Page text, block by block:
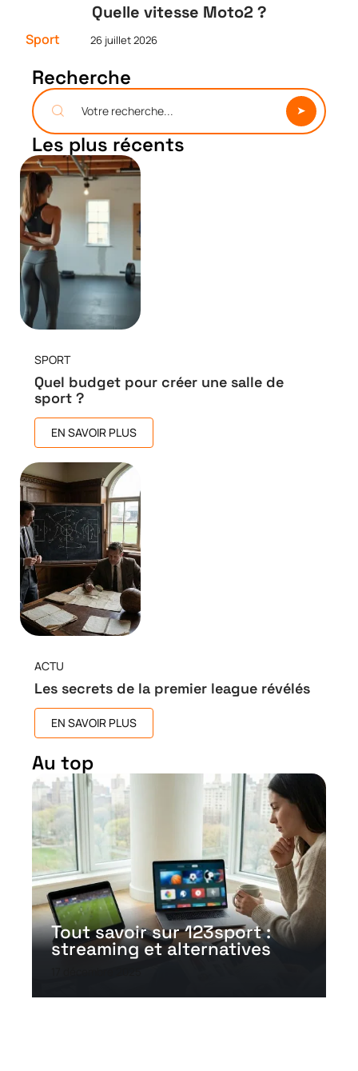
Quelle vitesse Moto2 ?
Sport 26 juillet 2026
Recherche
Les plus récents
SPORT
Quel budget pour créer une salle de
sport ?
EN SAVOIR PLUS
ACTU
Les secrets de la premier league révélés
EN SAVOIR PLUS
Au top
Tout savoir sur 123sport :
streaming et alternatives